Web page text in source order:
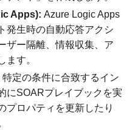
Apps): Azure Logic Apps
発生時の自動応答アクシ
ザー隔離、情報収集、ア
ます。
特定の条件に合致するイン
にSOARプレイブックを実
プロパティを更新したり